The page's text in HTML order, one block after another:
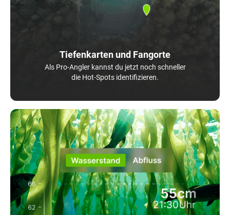
Tiefenkarten und Fangorte
Als Pro-Angler kannst du jetzt noch schneller
die Hot-Spots identifizieren.